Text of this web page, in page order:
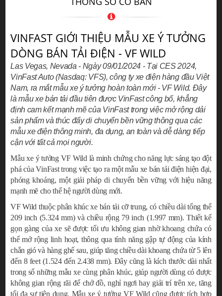
VINFAST GIỚI THIỆU MẪU XE Ý TƯỞNG
DÒNG BÁN TẢI ĐIỆN - VF WILD
Las Vegas, Nevada - Ngày 09/01/2024 - Tại CES 2024,
VinFast Auto (Nasdaq: VFS), công ty xe điện hàng đầu Việt
Nam, ra mắt mẫu xe ý tưởng hoàn toàn mới - VF Wild. Đây
là mẫu xe bán tải đầu tiên được VinFast công bố, khẳng
định cam kết mạnh mẽ của VinFast trong việc mở rộng dải
sản phẩm và thúc đẩy di chuyển bền vững thông qua các
mẫu xe điện thông minh, đa dụng, an toàn và dễ dàng tiếp
cận với tất cả mọi người.
Mẫu xe ý tưởng VF Wild là minh chứng cho năng lực sáng tạo đột
phá của VinFast trong việc tạo ra một mẫu xe bán tải điện hiện đại,
phóng khoáng, một giải pháp di chuyển bền vững với hiệu năng
mạnh mẽ cho thế hệ người dùng mới.
VF Wild thuộc phân khúc xe bán tải cỡ trung, có chiều dài tổng thể
209 inch (5.324 mm) và chiều rộng 79 inch (1.997 mm). Thiết kế
gọn gàng của xe sẽ được tối ưu không gian nhờ khoang chứa có
thể mở rộng linh hoạt, thông qua tính năng gập tự động của kính
chắn gió và hàng ghế sau, giúp tăng chiều dài khoang chứa từ 5 lên
đến 8 feet (1.524 đến 2.438 mm). Đây cũng là kích thước dài nhất
trong số những mẫu xe cùng phân khúc, giúp người dùng có được
không gian rộng rãi để chở đồ, nghỉ ngơi hay giải trí trên xe, tăng
tối đa sự tiện dụng. Mẫu xe ý tưởng VF Wild cũng được tích hợp